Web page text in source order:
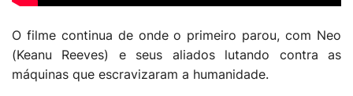
O filme continua de onde o primeiro parou, com Neo
(Keanu Reeves) e seus aliados lutando contra as
máquinas que escravizaram a humanidade.